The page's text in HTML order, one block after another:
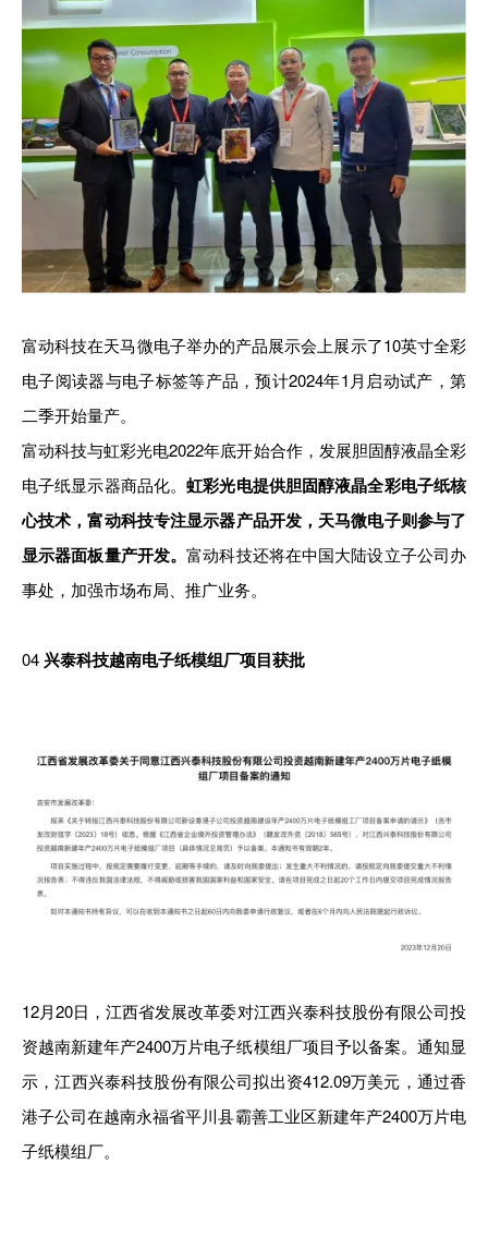
富动科技在天马微电子举办的产品展示会上展示了10英寸全彩
电子阅读器与电子标签等产品，预计2024年1月启动试产，第
二季开始量产。
富动科技与虹彩光电2022年底开始合作，发展胆固醇液晶全彩
电子纸显示器商品化。虹彩光电提供胆固醇液晶全彩电子纸核
心技术，富动科技专注显示器产品开发，天马微电子则参与了
显示器面板量产开发。富动科技还将在中国大陆设立子公司办
事处，加强市场布局、推广业务。
04 兴泰科技越南电子纸模组厂项目获批
12月20日，江西省发展改革委对江西兴泰科技股份有限公司投
资越南新建年产2400万片电子纸模组厂项目予以备案。通知显
示，江西兴泰科技股份有限公司拟出资412.09万美元，通过香
港子公司在越南永福省平川县霸善工业区新建年产2400万片电
子纸模组厂。